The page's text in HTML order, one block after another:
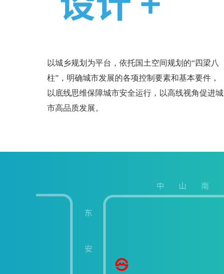
以城乡规划为平台，依托国土空间规划的“四梁八
柱”，明确城市发展的各项控制要素和基本要件，
以底线思维保障城市安全运行，以高线视角促进城
市高品质发展。